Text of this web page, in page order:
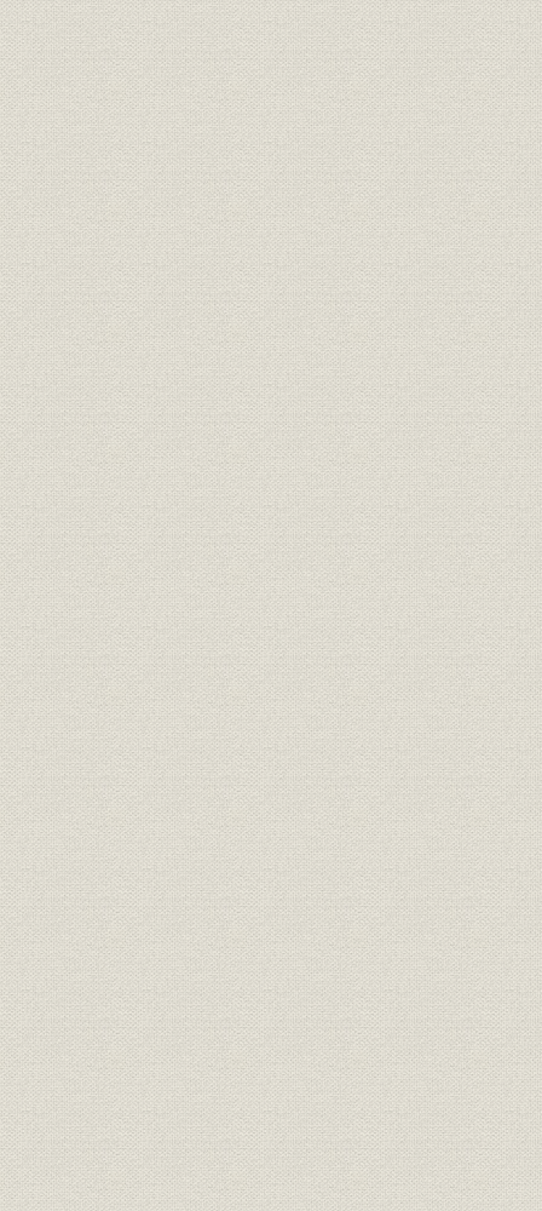
第2章 財政再建と行政改革(1980~85年)
第1節 概観
1. 当会活動の基調
2. 政治・経済の動向
第2節 増税なき財政再建の推進
1. 行政改革の推進
2. 財政再建=歳出削減の努力
3. 企業増税への対応
4. 資本市場の自由化
(1) 社債発行市場をめぐる問題
(2) 短期金融市場整備をめぐる問題
(3) 株式市場の機能拡充
(4) 株券振替決済制度の検討
5. 商法改正問題の展開と国際的なディスクロージャーの進展
(1) 新しい法規制分野の登場
(2) 商法改正問題の展開
(3) 商法改正と企業経理の調整
(4) 統計の整備改善
第3節 「わが国産業の創造的展開と基盤整備」
1. 主要産業の将来像
2. 国鉄民営化と情報通信の自由化
(1) 国鉄民営化の実現
(2) 情報通信の自由化
3. 独占禁止法をめぐる諸問題